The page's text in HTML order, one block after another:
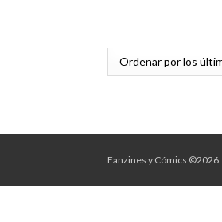
Fanzines y Cómics ©2026.